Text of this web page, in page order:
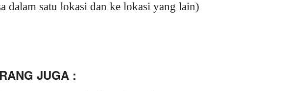
dalam satu lokasi dan ke lokasi yang lain)
JUGA :